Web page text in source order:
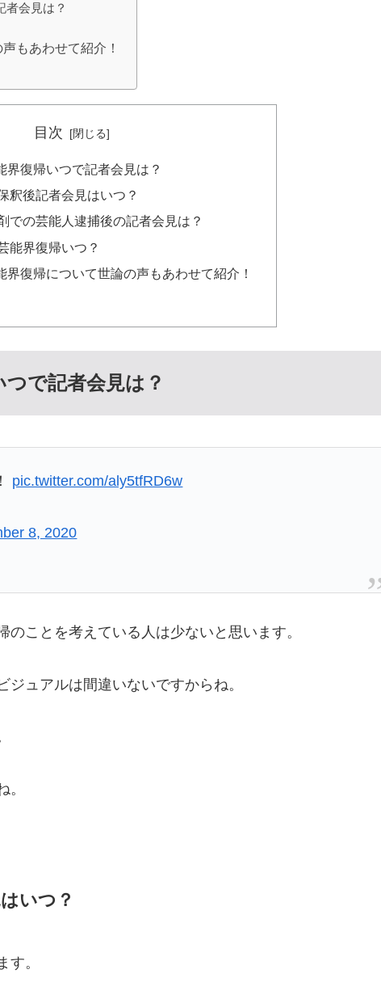
者会見は？
もあわせて紹介！
目次
界復帰いつで記者会見は？
釈後記者会見はいつ？
での芸能人逮捕後の記者会見は？
能界復帰いつ？
界復帰について世論の声もあわせて紹介！
で記者会見は？
pic.twitter.com/aly5tfRD6w
8, 2020
ことを考えている人は少ないと思います。
ュアルは間違いないですからね。
。
いつ？
す。